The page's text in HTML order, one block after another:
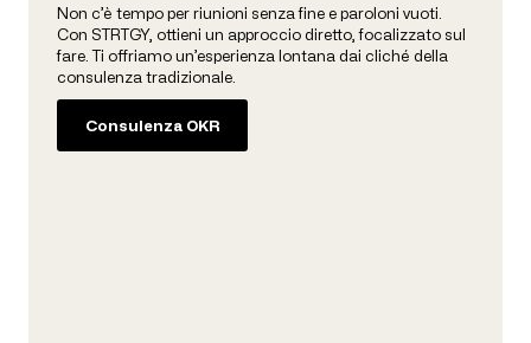
Non c’è tempo per riunioni senza fine e paroloni vuoti.
Con STRTGY, ottieni un approccio diretto, focalizzato sul
fare. Ti offriamo un’esperienza lontana dai cliché della
consulenza tradizionale.
Consulenza OKR